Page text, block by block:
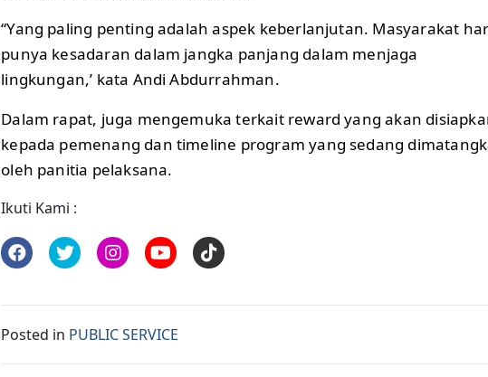
“Yang paling penting adalah aspek keberlanjutan. Masyarakat
punya kesadaran dalam jangka panjang dalam menjaga
lingkungan,’ kata Andi Abdurrahman.
Dalam rapat, juga mengemuka terkait reward yang akan
kepada pemenang dan timeline program yang sedang
oleh panitia pelaksana.
Ikuti Kami :
Posted in PUBLIC SERVICE